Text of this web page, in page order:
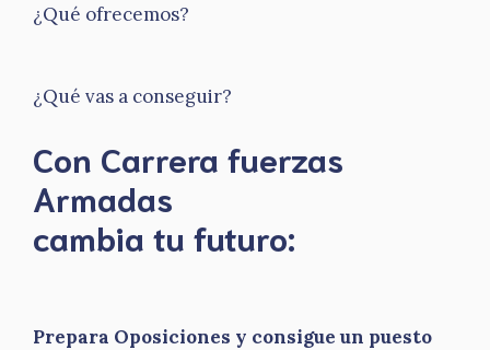
¿Qué ofrecemos?
¿Qué vas a conseguir?
Con Carrera fuerzas
Armadas
​cambia tu futuro:
Prepara Oposiciones y consigue un puesto